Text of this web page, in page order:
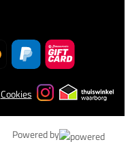
Cookies
Powered by